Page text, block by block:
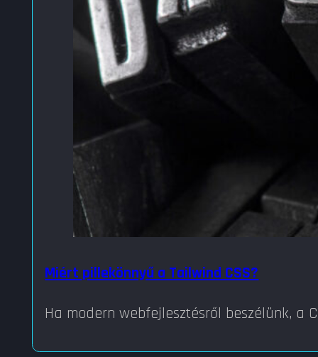
Miért pillekönnyű a Tailwind CSS?
Ha modern webfejlesztésről beszélünk, a